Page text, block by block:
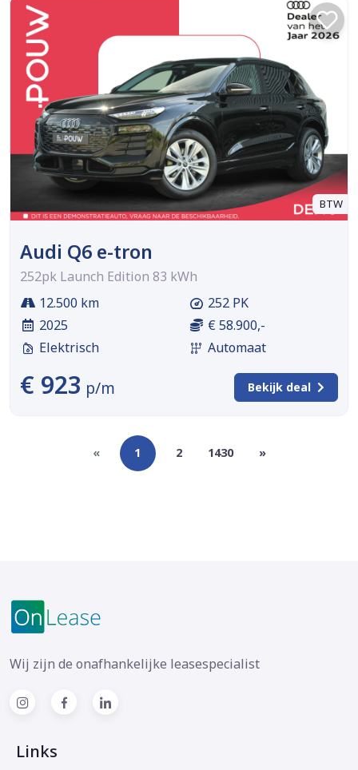
BTW
Audi Q6 e-tron
252pk Launch Edition 83 kWh
12.500 km
2025
Elektrisch
252 PK
€ 58.900,-
Automaat
€ 923 p/m Bekijk deal
« 1 2 1430 »
Wij zijn de onafhankelijke leasespecialist
Links